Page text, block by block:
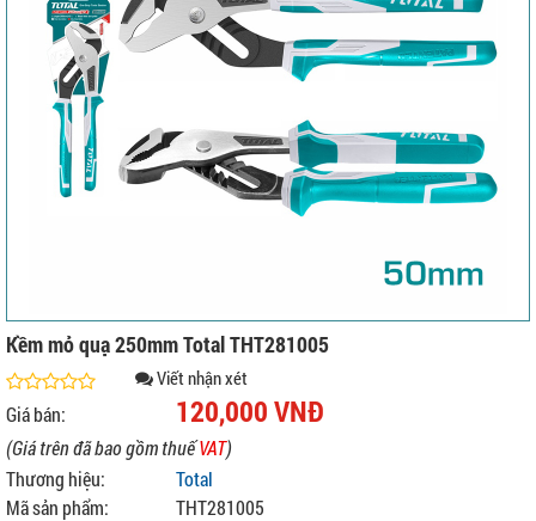
Kềm mỏ quạ 250mm Total THT281005
Viết nhận xét
Giá bán: 120,000 VNĐ
(Giá trên đã bao gồm thuếVAT)
Thương hiệu:
Total
Mã sản phẩm:
THT281005